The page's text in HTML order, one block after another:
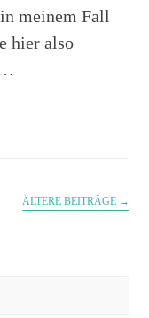
meinem Fall
hier also
ÄLTERE BEITRÄGE →